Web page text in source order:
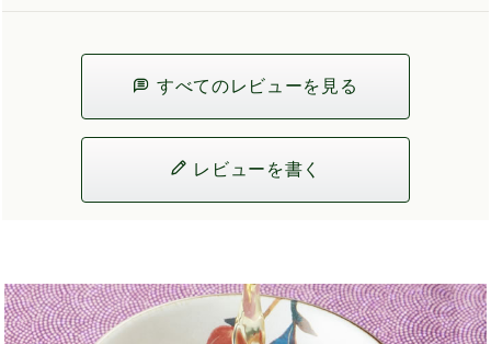
すべてのレビューを見る
レビューを書く